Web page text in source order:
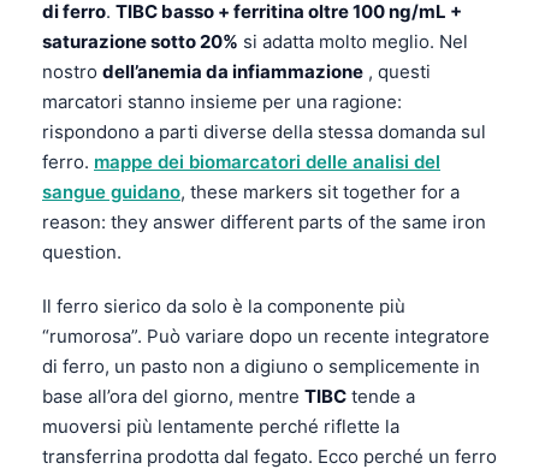
di ferro. TIBC basso + ferritina oltre 100 ng/mL +
saturazione sotto 20% si adatta molto meglio. Nel
nostro dell’anemia da infiammazione , questi
marcatori stanno insieme per una ragione:
rispondono a parti diverse della stessa domanda sul
ferro. mappe dei biomarcatori delle analisi del
sangue guidano, these markers sit together for a
reason: they answer different parts of the same iron
question.
Il ferro sierico da solo è la componente più
“rumorosa”. Può variare dopo un recente integratore
di ferro, un pasto non a digiuno o semplicemente in
base all’ora del giorno, mentre TIBC tende a
muoversi più lentamente perché riflette la
transferrina prodotta dal fegato. Ecco perché un ferro